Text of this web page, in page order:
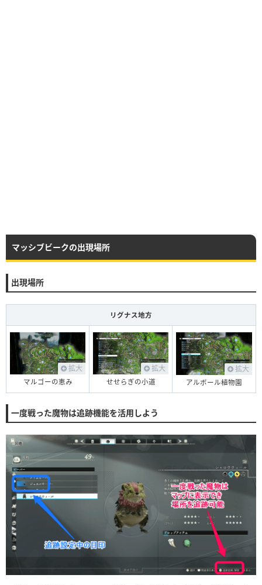
マッシブビークの出現場所
出現場所
リグナス地方
拡大
マルゴーの恵み
拡大
せせらぎの小道
拡大
アルボール植物園
一度戦った魔物は追跡機能を活用しよう